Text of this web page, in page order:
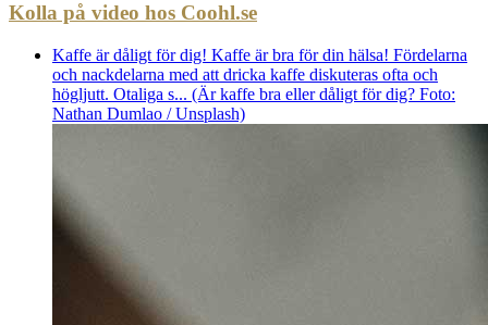
Kolla på video hos Coohl.se
Kaffe är dåligt för dig! Kaffe är bra för din hälsa! Fördelarna
och nackdelarna med att dricka kaffe diskuteras ofta och
högljutt. Otaliga s... (Är kaffe bra eller dåligt för dig? Foto:
Nathan Dumlao / Unsplash)